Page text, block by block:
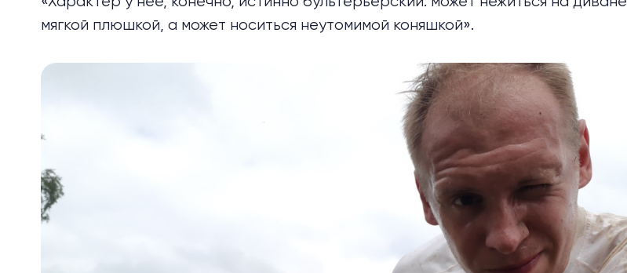
мягкой плюшкой, а может носиться неутомимой коняшкой».